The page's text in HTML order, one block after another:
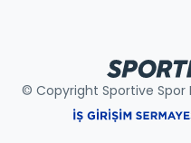
© Copyright Sportive Spor